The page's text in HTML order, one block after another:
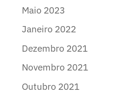
Maio 2023
Janeiro 2022
Dezembro 2021
Novembro 2021
Outubro 2021